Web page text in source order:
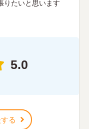
りたいと思います
5.0
る